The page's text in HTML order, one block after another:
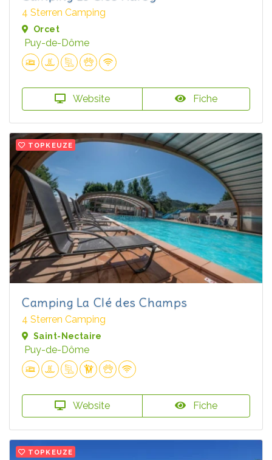
4 Sterren Camping
Orcet
Puy-de-Dôme
Website Fiche
TOPKEUZE
Camping La Clé des Champs
4 Sterren Camping
Saint-Nectaire
Puy-de-Dôme
Website Fiche
TOPKEUZE